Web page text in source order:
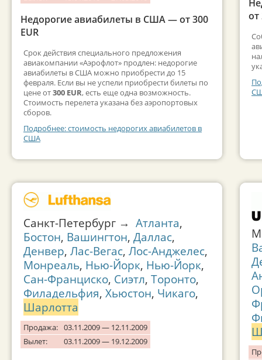
Недорогие авиабилеты в США — от 300
EUR
Срок действия специального предложения
авиакомпании «Аэрофлот» продлен: недорогие
авиабилеты в США можно приобрести до 15
февраля. Если вы не успели приобрести билеты по
цене от300 EUR, есть еще одна возможность.
Стоимость перелета указана без аэропортовых
сборов.
Подробнее: стоимость недорогих авиабилетов в
США
Санкт-Петербург → Атланта,
Бостон, Вашингтон, Даллас,
Денвер, Лас-Вегас, Лос-Анджелес,
Монреаль, Нью-Йорк, Нью-Йорк,
Сан-Франциско, Сиэтл, Торонто,
Филадельфия, Хьюстон, Чикаго,
Шарлотта
Продажа: 03.11.2009 — 12.11.2009
Вылет:
03.11.2009 — 19.12.2009
от